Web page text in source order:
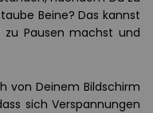
Beine? Das kannst
Pausen machst und
von Deinem Bildschirm
sich Verspannungen